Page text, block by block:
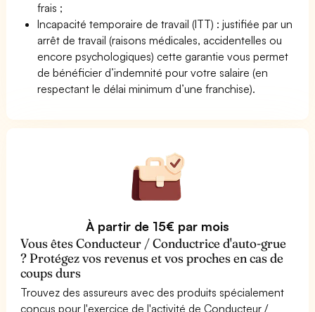
frais ;
Incapacité temporaire de travail (ITT) : justifiée par un
arrêt de travail (raisons médicales, accidentelles ou
encore psychologiques) cette garantie vous permet
de bénéficier d’indemnité pour votre salaire (en
respectant le délai minimum d’une franchise).
À partir de 15€ par mois
Vous êtes Conducteur / Conductrice d'auto-grue
? Protégez vos revenus et vos proches en cas de
coups durs
Trouvez des assureurs avec des produits spécialement
conçus pour l'exercice de l'activité de Conducteur /